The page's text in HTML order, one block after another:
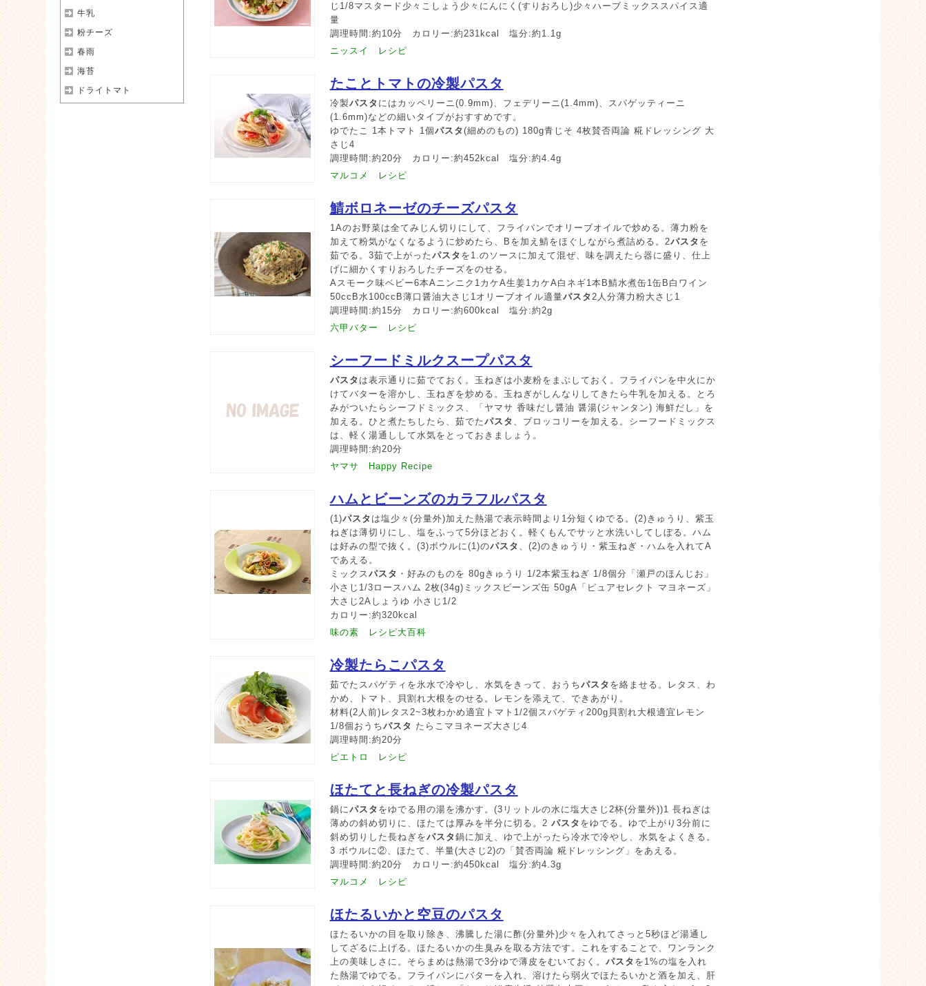
じ1/8マスタード少々こしょう少々にんにく(すりおろし)少々ハーブミックススパイス適
量
調理時間:約10分 カロリー:約231kcal 塩分:約1.1g
ニッスイ レシピ
たことトマトの冷製パスタ
冷製パスタ にはカッペリーニ(0.9mm)、フェデリーニ(1.4mm)、スパゲッティーニ
(1.6mm)などの細いタイプがおすすめです。
ゆでたこ 1本トマト 1個パスタ(細めのもの) 180g青じそ 4枚賛否両論 糀ドレッシング 大
さじ4
調理時間:約20分 カロリー:約452kcal 塩分:約4.4g
マルコメ レシピ
鯖ボロネーゼのチーズパスタ
1Aのお野菜は全てみじん切りにして、フライパンでオリーブオイルで炒める。薄力粉を
加えて粉気がなくなるように炒めたら、Bを加え鯖をほぐしながら煮詰める。2パスタ を
茹でる。3茹で上がったパスタ を1.のソースに加えて混ぜ、味を調えたら器に盛り、仕上
げに細かくすりおろしたチーズをのせる。
Aスモーク味ベビー6本Aニンニク1カケA生姜1カケA白ネギ1本B鯖水煮缶1缶B白ワイン
50ccB水100ccB薄口醤油大さじ1オリーブオイル適量パスタ2人分薄力粉大さじ1
調理時間:約15分 カロリー:約600kcal 塩分:約2g
六甲バター レシピ
シーフードミルクスープパスタ
パスタ は表示通りに茹でておく。玉ねぎは小麦粉をまぶしておく。フライパンを中火にか
けてバターを溶かし、玉ねぎを炒める。玉ねぎがしんなりしてきたら牛乳を加える。とろ
みがついたらシーフドミックス、「ヤマサ 香味だし醤油 醤湯(ジャンタン) 海鮮だし」を
加える。ひと煮たちしたら、茹でたパスタ 、ブロッコリーを加える。シーフードミックス
は、軽く湯通しして水気をとっておきましょう。
調理時間:約20分
ヤマサ Happy Recipe
ハムとビーンズのカラフルパスタ
(1)パスタ は塩少々(分量外)加えた熱湯で表示時間より1分短くゆでる。(2)きゅうり、紫玉
ねぎは薄切りにし、塩をふって5分ほどおく。軽くもんでサッと水洗いしてしぼる。ハム
は好みの型で抜く。(3)ボウルに(1)のパスタ 、(2)のきゅうり・紫玉ねぎ・ハムを入れてA
であえる。
ミックスパスタ ・好みのものを 80gきゅうり 1/2本紫玉ねぎ 1/8個分「瀬戸のほんじお」
小さじ1/3ロースハム 2枚(34g)ミックスビーンズ缶 50gA「ピュアセレクト マヨネーズ」
大さじ2Aしょうゆ 小さじ1/2
カロリー:約320kcal
味の素 レシピ大百科
冷製たらこパスタ
茹でたスパゲティを氷水で冷やし、水気をきって、おうちパスタ を絡ませる。レタス、わ
かめ、トマト、貝割れ大根をのせる。レモンを添えて、できあがり。
材料(2人前)レタス2~3枚わかめ適宜トマト1/2個スパゲティ200g貝割れ大根適宜レモン
1/8個おうちパスタ たらこマヨネーズ大さじ4
調理時間:約20分
ピエトロ レシピ
ほたてと長ねぎの冷製パスタ
鍋にパスタ をゆでる用の湯を沸かす。(3リットルの水に塩大さじ2杯(分量外))1 長ねぎは
薄めの斜め切りに、ほたては厚みを半分に切る。2 パスタ をゆでる。ゆで上がり3分前に
斜め切りした長ねぎをパスタ鍋に加え、ゆで上がったら冷水で冷やし、水気をよくきる。
3 ボウルに②、ほたて、半量(大さじ2)の「賛否両論 糀ドレッシング」をあえる。
調理時間:約20分 カロリー:約450kcal 塩分:約4.3g
マルコメ レシピ
ほたるいかと空豆のパスタ
ほたるいかの目を取り除き、沸騰した湯に酢(分量外)少々を入れてさっと5秒ほど湯通し
してざるに上げる。ほたるいかの生臭みを取る方法です。これをすることで、ワンランク
上の美味しさに。そらまめは熱湯で3分ゆで薄皮をむいておく。 パスタ を1%の塩を入れ
た熱湯でゆでる。フライパンにバターを入れ、溶けたら弱火でほたるいかと酒を加え、肝
牛乳
粉チーズ
春雨
海苔
ドライトマト